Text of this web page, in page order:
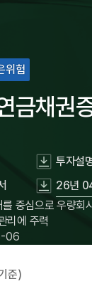
위험
금채권
중심으로 우량회
리에 주력
06
투자설
26년
준)